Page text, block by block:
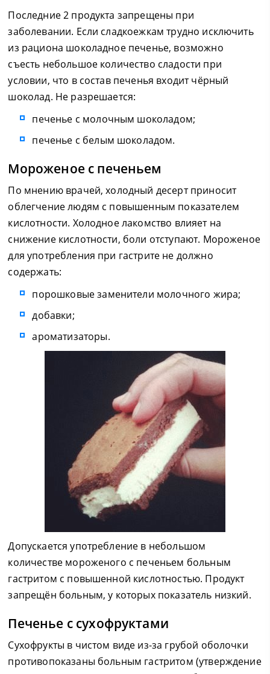
Последние 2 продукта запрещены при
заболевании. Если сладкоежкам трудно исключить
из рациона шоколадное печенье, возможно
съесть небольшое количество сладости при
условии, что в состав печенья входит чёрный
шоколад. Не разрешается:
печенье с молочным шоколадом;
печенье с белым шоколадом.
Мороженое с печеньем
По мнению врачей, холодный десерт приносит
облегчение людям с повышенным показателем
кислотности. Холодное лакомство влияет на
снижение кислотности, боли отступают. Мороженое
для употребления при гастрите не должно
содержать:
порошковые заменители молочного жира;
добавки;
ароматизаторы.
Допускается употребление в небольшом
количестве мороженого с печеньем больным
гастритом с повышенной кислотностью. Продукт
запрещён больным, у которых показатель низкий.
Печенье с сухофруктами
Сухофрукты в чистом виде из-за грубой оболочки
противопоказаны больным гастритом (утверждение